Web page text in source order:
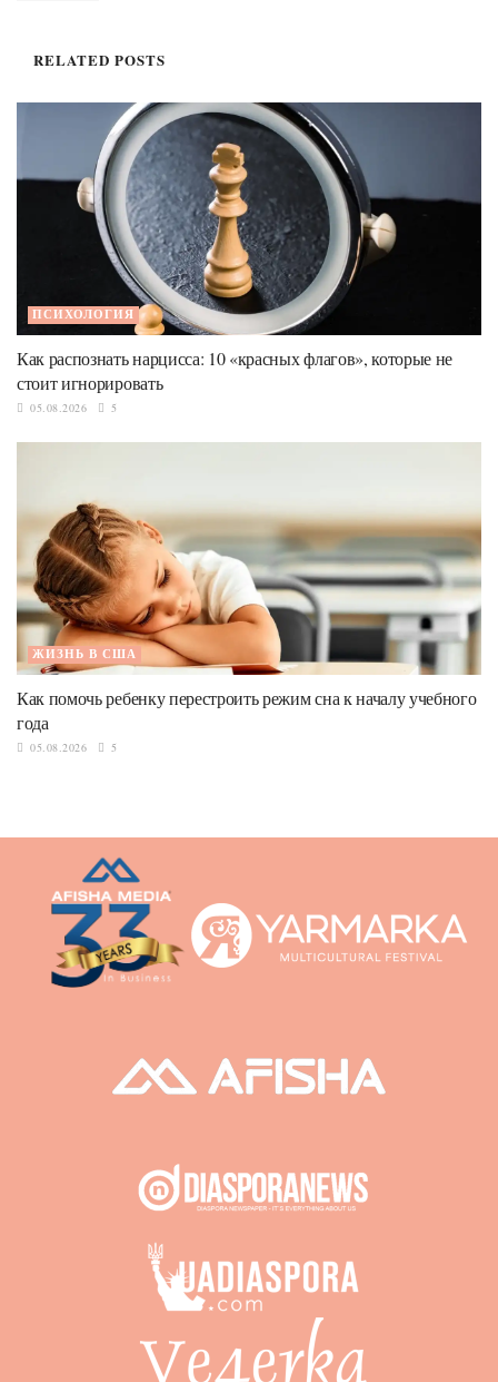
RELATED POSTS
ПСИХОЛОГИЯ
Как распознать нарцисса: 10 «красных флагов», которые не
стоит игнорировать
05.08.2026 5
ЖИЗНЬ В США
Как помочь ребенку перестроить режим сна к началу учебного
года
05.08.2026 5